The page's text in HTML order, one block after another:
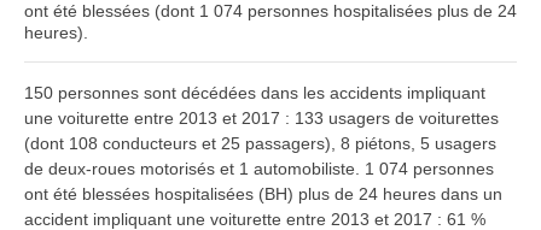
ont été blessées (dont 1 074 personnes hospitalisées plus de 24
heures).
150 personnes sont décédées dans les accidents impliquant
une voiturette entre 2013 et 2017 : 133 usagers de voiturettes
(dont 108 conducteurs et 25 passagers), 8 piétons, 5 usagers
de deux-roues motorisés et 1 automobiliste. 1 074 personnes
ont été blessées hospitalisées (BH) plus de 24 heures dans un
accident impliquant une voiturette entre 2013 et 2017 : 61 %